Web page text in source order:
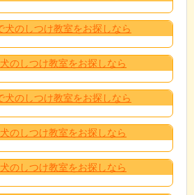
犬のしつけ教室をお探しなら
のしつけ教室をお探しなら
犬のしつけ教室をお探しなら
のしつけ教室をお探しなら
のしつけ教室をお探しなら